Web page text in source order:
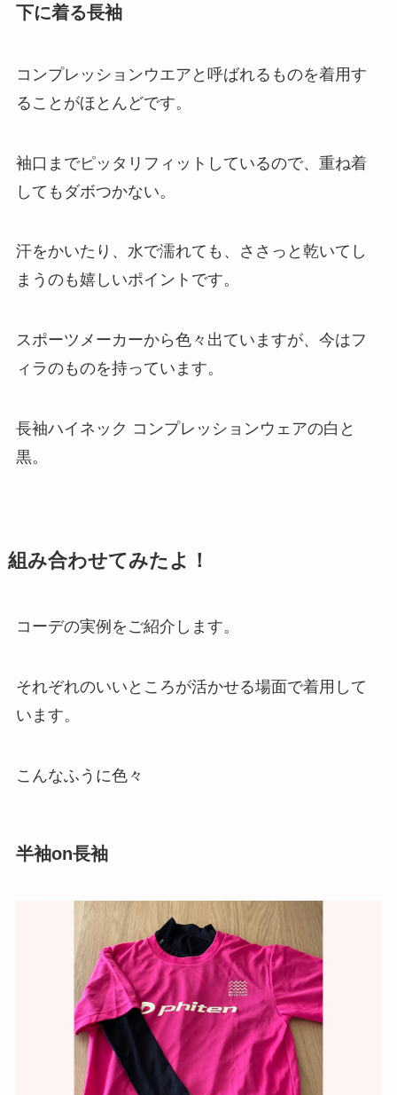
下に着る長袖
コンプレッションウエアと呼ばれるものを着用す
ることがほとんどです。
袖口までピッタリフィットしているので、重ね着
してもダボつかない。
汗をかいたり、水で濡れても、ささっと乾いてし
まうのも嬉しいポイントです。
スポーツメーカーから色々出ていますが、今はフ
ィラのものを持っています。
長袖ハイネック コンプレッションウェアの白と
黒。
組み合わせてみたよ！
コーデの実例をご紹介します。
それぞれのいいところが活かせる場面で着用して
います。
こんなふうに色々
半袖on長袖